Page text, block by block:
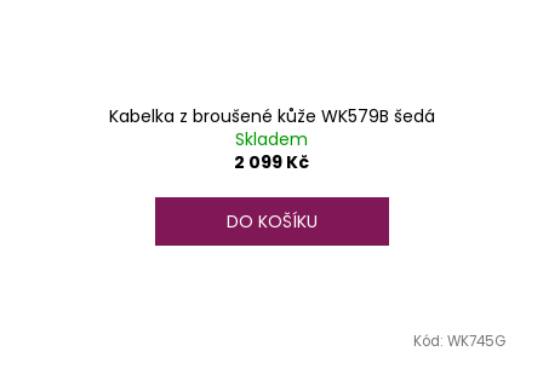
Kabelka z broušené kůže WK579B šedá
Skladem
2 099 Kč
DO KOŠÍKU
Kód: WK745G